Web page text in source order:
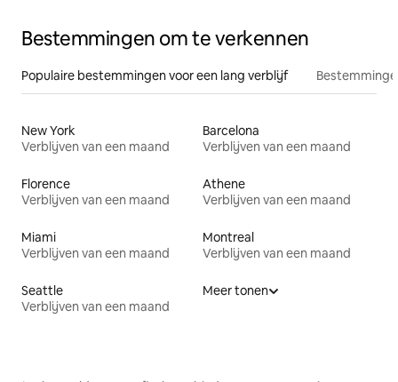
Bestemmingen om te verkennen
Populaire bestemmingen voor een lang verblijf
New York
Verblijven van een maand
Barcelona
Verblijven van een maand
Florence
Verblijven van een maand
Athene
Verblijven van een maand
Miami
Verblijven van een maand
Montreal
Verblijven van een maand
Seattle
Verblijven van een maand
Meer tonen